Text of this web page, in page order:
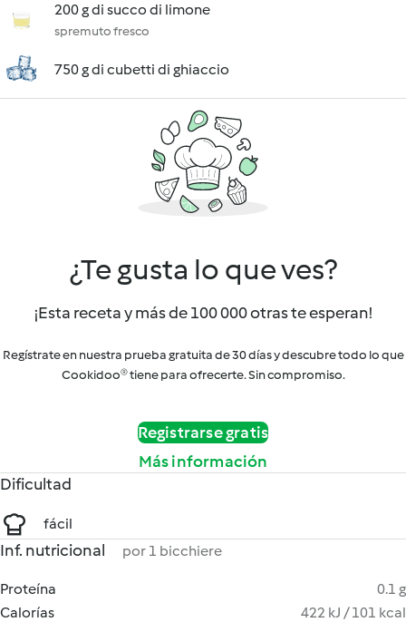
200 g di succo di limone
spremuto fresco
750 g di cubetti di ghiaccio
¿Te gusta lo que ves?
¡Esta receta y más de 100 000 otras te esperan!
Regístrate en nuestra prueba gratuita de 30 días y descubre todo lo que
Cookidoo® tiene para ofrecerte. Sin compromiso.
Registrarse gratis
Más información
Dificultad
fácil
Inf. nutricional por 1 bicchiere
Proteína
0.1 g
Calorías
422 kJ / 101 kcal